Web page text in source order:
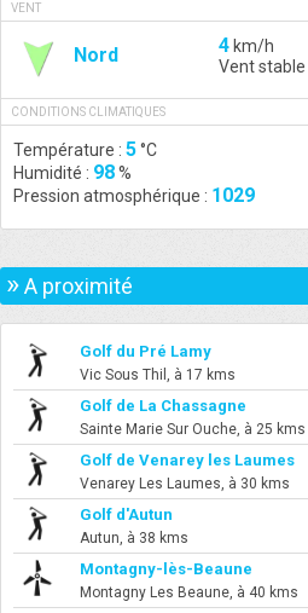
VENT
Nord 4 km/h
Vent stable
CONDITIONS CLIMATIQUES
Température : 5°C
Humidité : 98%
Pression atmosphérique : 1029
»A proximité
Golf du Pré Lamy
Vic Sous Thil, à 17 kms
Golf de La Chassagne
Sainte Marie Sur Ouche, à 25 kms
Golf de Venarey les Laumes
Venarey Les Laumes, à 30 kms
Golf d'Autun
Autun, à 38 kms
Montagny-lès-Beaune
Montagny Les Beaune, à 40 kms